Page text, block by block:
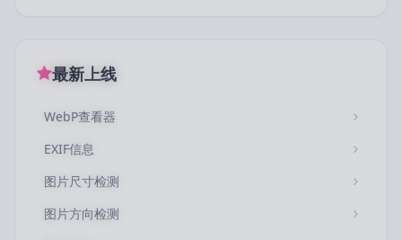
最新上线
WebP查看器
EXIF信息
图片尺寸检测
图片方向检测